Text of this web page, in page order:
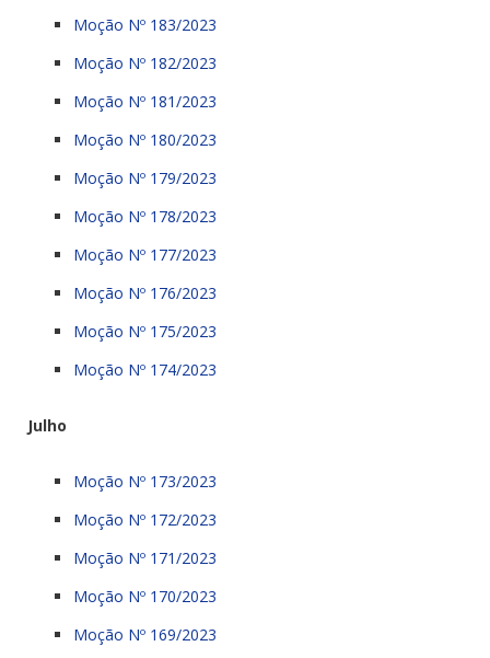
Moção Nº 183/2023
Moção Nº 182/2023
Moção Nº 181/2023
Moção Nº 180/2023
Moção Nº 179/2023
Moção Nº 178/2023
Moção Nº 177/2023
Moção Nº 176/2023
Moção Nº 175/2023
Moção Nº 174/2023
Julho
Moção Nº 173/2023
Moção Nº 172/2023
Moção Nº 171/2023
Moção Nº 170/2023
Moção Nº 169/2023